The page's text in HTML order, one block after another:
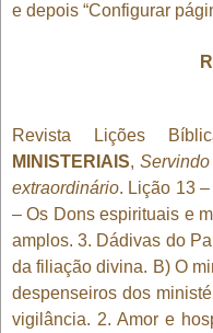
e depois “Configurar
Revista Lições
MINISTERIAIS,
extraordinário. Lição 13 –
– Os Dons espirituais e
amplos. 3. Dádivas do
da filiação divina. B) O
despenseiros dos
vigilância. 2. Amor e